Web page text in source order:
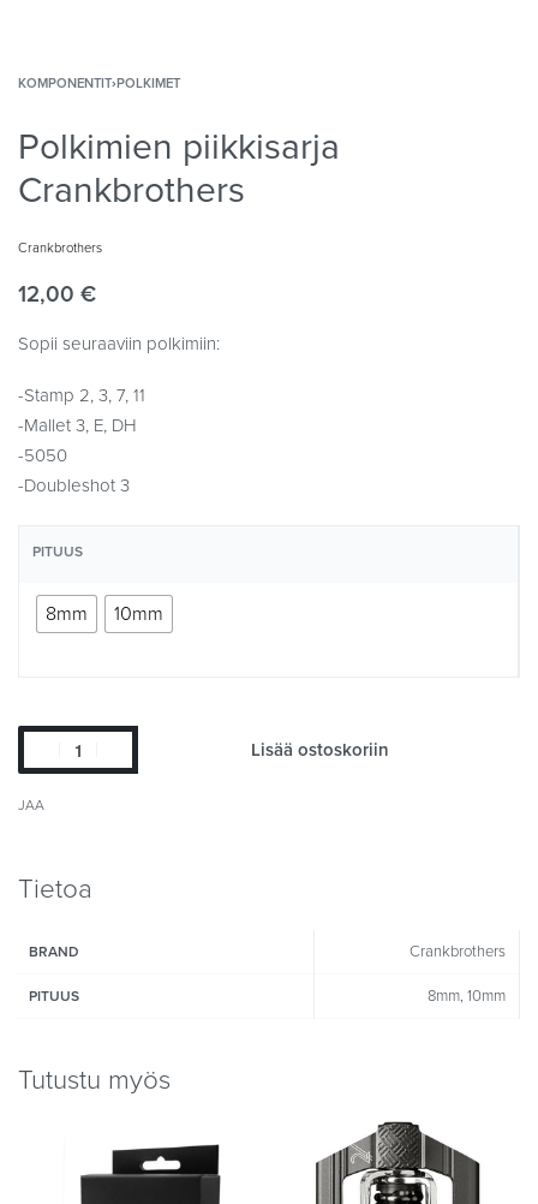
KOMPONENTIT›POLKIMET
Polkimien piikkisarja
Crankbrothers
Crankbrothers
12,00 €
Sopii seuraaviin polkimiin:
-Stamp 2, 3, 7, 11
-Mallet 3, E, DH
-5050
-Doubleshot 3
PITUUS
8mm 10mm
Lisää ostoskoriin
JAA
Tietoa
BRAND Crankbrothers
PITUUS 8mm, 10mm
Tutustu myös